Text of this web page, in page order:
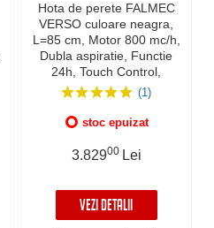
Hota de perete FALMEC
VERSO culoare neagra,
L=85 cm, Motor 800 mc/h,
Dubla aspiratie, Functie
24h, Touch Control,
Dynamic LED, Garantie 5
ani, Fabricatie Italia
(1)
stoc epuizat
3.82900 Lei
VEZI DETALII